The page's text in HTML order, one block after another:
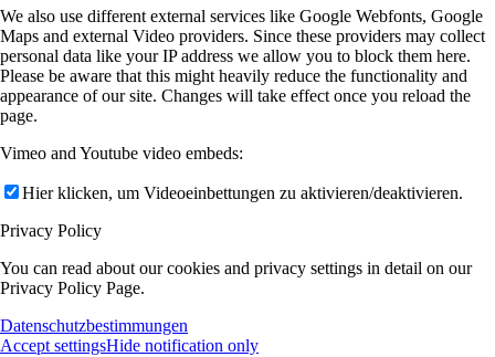
We also use different external services like Google Webfonts, Google
Maps and external Video providers. Since these providers may collect
personal data like your IP address we allow you to block them here.
Please be aware that this might heavily reduce the functionality and
appearance of our site. Changes will take effect once you reload the
page.
Vimeo and Youtube video embeds:
Hier klicken, um Videoeinbettungen zu aktivieren/deaktivieren.
Privacy Policy
You can read about our cookies and privacy settings in detail on our
Privacy Policy Page.
Datenschutzbestimmungen
Accept settingsHide notification only